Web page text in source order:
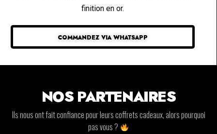
finition en or.
COMMANDEZ VIA WHATSAPP
NOS PARTENAIRES
Ils nous ont fait confiance pour leurs coffrets cadeaux, alors pourquoi
pas vous ?